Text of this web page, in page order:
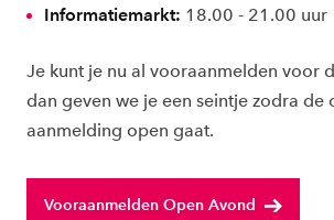
Informatiemarkt: 18.00 - 21.00 uur
Je kunt je nu al vooraanmelden voor
dan geven we je een seintje zodra de
aanmelding open gaat.
Vooraanmelden Open Avond